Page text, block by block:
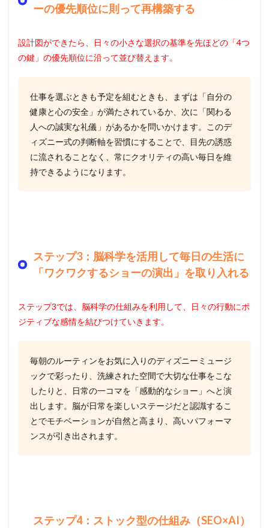
ーの優先順位に則って再構築する
設計図ができたら、日々の小さな選択の基準を先ほどの「4つ
の鍵」の優先順位に沿って並び替えます。
仕事を選ぶときも予定を組むときも、まずは「自分の
健康と心の安全」が満たされているか、次に「関わる
人への誠実な礼儀」があるかを問いかけます。このデ
ィズニー式の判断軸を習慣にすることで、目先の誘惑
に流されることなく、常にクオリティの高い毎日を維
持できるようになります。
ステップ3：脳科学を活用して毎日の生活に
「ワクワクするショーの演出」を取り入れる
ステップ3では、脳科学の仕組みを利用して、日々の行動にポ
ジティブな感情を結びつけていきます。
毎朝のルーティンをお気に入りのディズニーミュージ
ックで彩ったり、洗練された空間で大切な仕事をこな
したりと、日常の一コマを「感動的なショー」へと演
出します。脳が日常を楽しいステージだと認識するこ
とでモチベーションが自然と高まり、高いパフォーマ
ンスが引き出されます。
ステップ4：ストック型の仕組み（SEO×AI）